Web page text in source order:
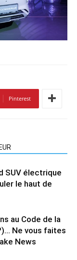
Pinterest
SUV électrique
le haut de
au Code de la
Ne vous faites
News